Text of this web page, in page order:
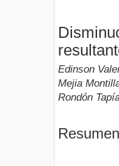
Edinson
Mejia
Rondón
Resumen